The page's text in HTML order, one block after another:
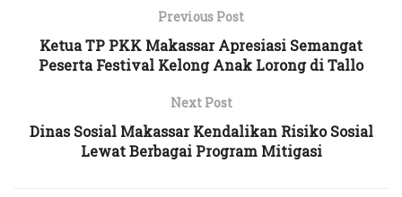
Previous Post
Ketua TP PKK Makassar Apresiasi Semangat
Peserta Festival Kelong Anak Lorong di Tallo
Next Post
Dinas Sosial Makassar Kendalikan Risiko Sosial
Lewat Berbagai Program Mitigasi